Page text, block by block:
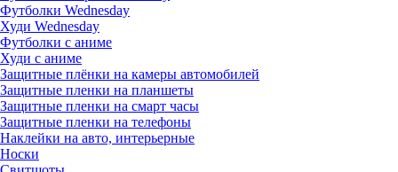
Футболки Wednesday
Худи Wednesday
Футболки с аниме
Худи с аниме
Защитные плёнки на камеры автомобилей
Защитные пленки на планшеты
Защитные пленки на смарт часы
Защитные пленки на телефоны
Наклейки на авто, интерьерные
Носки